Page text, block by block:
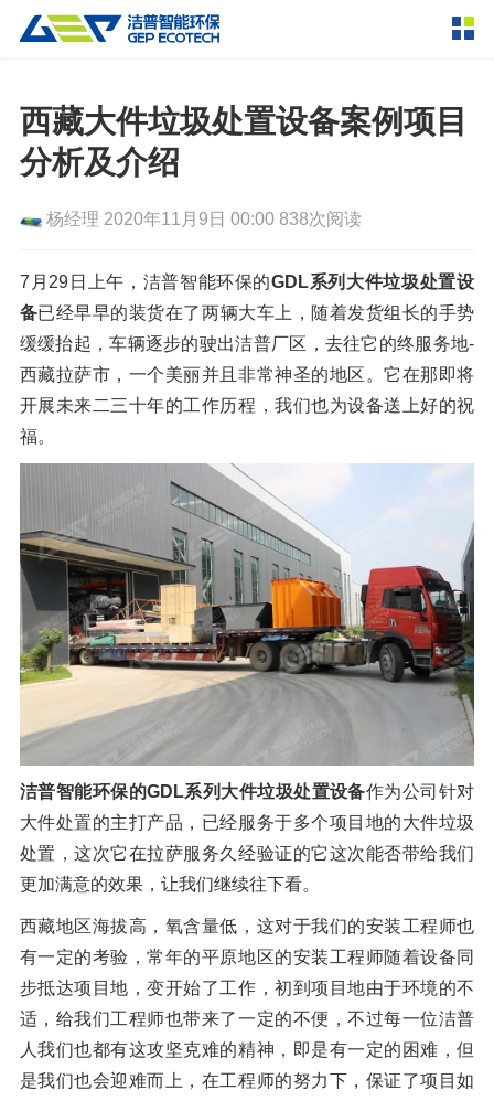
双轴撕碎机 单轴撕碎机
垃圾破袋机 移动式撕碎站
粉碎设备
环锤式粉碎机 鼓式粉碎机
轮胎钢丝分离机 通用型粉碎机
破碎设备
反击式破碎机 颚式破碎机
圆锥破碎机 立轴冲击式破碎机
重型锤式破碎机 移动式破碎站
挤压成型设备
RDF成型机 生物质颗粒机
液压打包机
成套机组
封闭式破碎系统 废轮胎热解系统
橡胶破胶机组
分选分离设备
风选机
磁选机 涡电流分选机
脉冲除尘器 轮胎抽丝机
解决方案
服务支持
新闻资讯
走进洁普
西藏大件垃圾处置设备案例项目
分析及介绍
杨经理 2020年11月9日 00:00 838次阅读
7月29日上午，洁普智能环保的GDL系列大件垃圾处置设
备已经早早的装货在了两辆大车上，随着发货组长的手势
缓缓抬起，车辆逐步的驶出洁普厂区，去往它的终服务地-
西藏拉萨市，一个美丽并且非常神圣的地区。它在那即将
开展未来二三十年的工作历程，我们也为设备送上好的祝
福。
洁普智能环保的GDL系列大件垃圾处置设备作为公司针对
大件处置的主打产品，已经服务于多个项目地的大件垃圾
处置，这次它在拉萨服务久经验证的它这次能否带给我们
更加满意的效果，让我们继续往下看。
西藏地区海拔高，氧含量低，这对于我们的安装工程师也
有一定的考验，常年的平原地区的安装工程师随着设备同
步抵达项目地，变开始了工作，初到项目地由于环境的不
适，给我们工程师也带来了一定的不便，不过每一位洁普
人我们也都有这攻坚克难的精神，即是有一定的困难，但
是我们也会迎难而上，在工程师的努力下，保证了项目如